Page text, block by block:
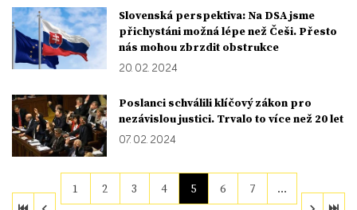
Slovenská perspektiva: Na DSA jsme
přichystáni možná lépe než Češi. Přesto
nás mohou zbrzdit obstrukce
20. 02. 2024
Poslanci schválili klíčový zákon pro
nezávislou justici. Trvalo to více než 20 let
07. 02. 2024
1 2 3 4 5 6 7 …